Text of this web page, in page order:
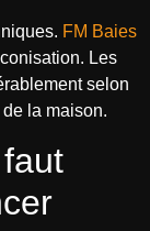
FM Baies
Les
selon
de la maison.